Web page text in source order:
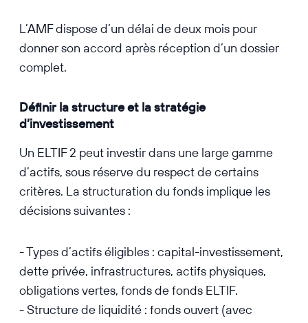
L’AMF dispose d’un délai de deux mois pour
donner son accord après réception d’un dossier
complet.
Définir la structure et la stratégie
d’investissement
Un ELTIF 2 peut investir dans une large gamme
d’actifs, sous réserve du respect de certains
critères. La structuration du fonds implique les
décisions suivantes :
- Types d’actifs éligibles : capital-investissement,
dette privée, infrastructures, actifs physiques,
obligations vertes, fonds de fonds ELTIF.
- Structure de liquidité : fonds ouvert (avec